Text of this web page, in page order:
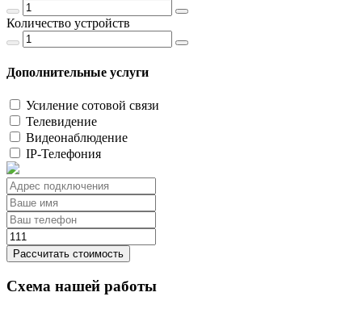
Количество устройств
Дополнительные услуги
Усиление сотовой связи
Телевидение
Видеонаблюдение
IP-Телефония
Рассчитать стоимость
Схема нашей работы